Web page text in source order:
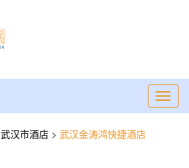
武汉市酒店 > 武汉金涛鸿快捷酒店